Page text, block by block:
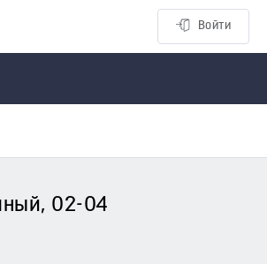
Войти
02-04